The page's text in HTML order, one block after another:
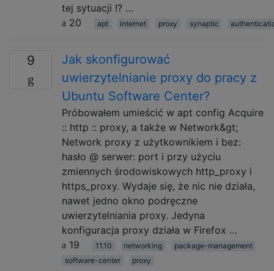
tej sytuacji !? …
20
apt internet proxy synaptic
9
Jak skonfigurować
uwierzytelnianie proxy do pracy z
Ubuntu Software Center?
Próbowałem umieścić w apt config Acquire
:: http :: proxy, a także w Network&gt;
Network proxy z użytkownikiem i bez:
hasło @ serwer: port i przy użyciu
zmiennych środowiskowych http_proxy i
https_proxy. Wydaje się, że nic nie działa,
nawet jedno okno podręczne
uwierzytelniania proxy. Jedyna
konfiguracja proxy działa w Firefox …
19
11.10 networking
package-management
software-center
proxy